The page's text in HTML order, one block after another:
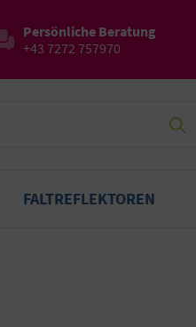
Persönliche Beratung
+43 7272 757970
FALTREFLEKTOREN